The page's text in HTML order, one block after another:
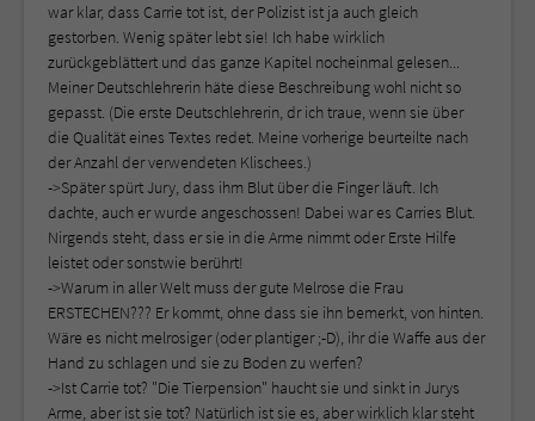
war klar, dass Carrie tot ist, der Polizist ist ja auch gleich
gestorben. Wenig später lebt sie! Ich habe wirklich
zurückgeblättert und das ganze Kapitel nocheinmal gelesen...
Meiner Deutschlehrerin häte diese Beschreibung wohl nicht so
gepasst. (Die erste Deutschlehrerin, dr ich traue, wenn sie über
die Qualität eines Textes redet. Meine vorherige beurteilte nach
der Anzahl der verwendeten Klischees.)
->Später spürt Jury, dass ihm Blut über die Finger läuft. Ich
dachte, auch er wurde angeschossen! Dabei war es Carries Blut.
Nirgends steht, dass er sie in die Arme nimmt oder Erste Hilfe
leistet oder sonstwie berührt!
->Warum in aller Welt muss der gute Melrose die Frau
ERSTECHEN??? Er kommt, ohne dass sie ihn bemerkt, von hinten.
Wäre es nicht melrosiger (oder plantiger ;-D), ihr die Waffe aus der
Hand zu schlagen und sie zu Boden zu werfen?
->Ist Carrie tot? "Die Tierpension" haucht sie und sinkt in Jurys
Arme, aber ist sie tot? Natürlich ist sie es, aber wirklich klar steht